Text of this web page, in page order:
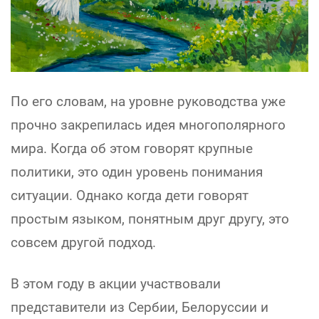
По его словам, на уровне руководства уже
прочно закрепилась идея многополярного
мира. Когда об этом говорят крупные
политики, это один уровень понимания
ситуации. Однако когда дети говорят
простым языком, понятным друг другу, это
совсем другой подход.
В этом году в акции участвовали
представители из Сербии, Белоруссии и